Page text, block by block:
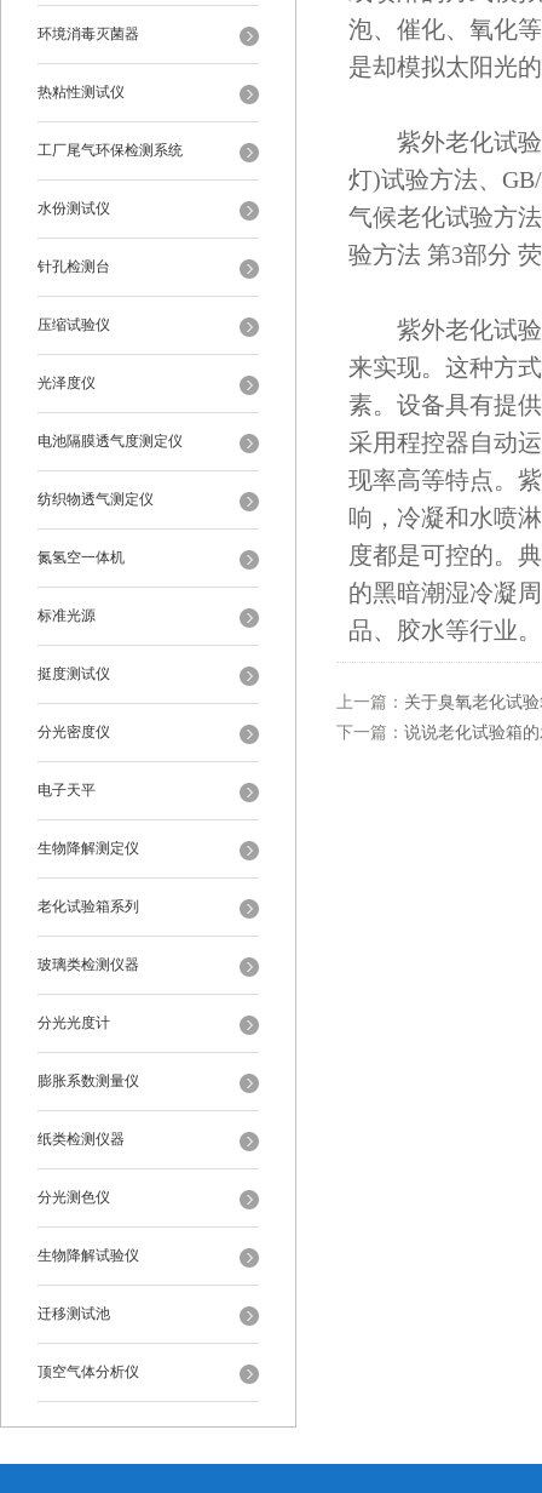
环境消毒灭菌器
热粘性测试仪
工厂尾气环保检测系统
水份测试仪
针孔检测台
压缩试验仪
光泽度仪
电池隔膜透气度测定仪
纺织物透气测定仪
氮氢空一体机
标准光源
挺度测试仪
分光密度仪
电子天平
生物降解测定仪
老化试验箱系列
玻璃类检测仪器
分光光度计
膨胀系数测量仪
纸类检测仪器
分光测色仪
生物降解试验仪
迁移测试池
顶空气体分析仪
泡、催化、氧化
是却模拟太阳光
紫外老化试验
灯)试验方法、
气候老化试验方
验方法 第3部分
紫外老化试验
来实现。这种方
素。设备具有提
采用程控器自动
现率高等特点。
响，冷凝和水喷
度都是可控的。
的黑暗潮湿冷凝
品、胶水等行业。
上一篇： 关于臭氧老化试
下一篇： 说说老化试验箱